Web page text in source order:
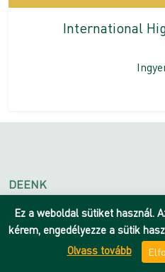
International
DEENK
Debreceni Egyetem
Ez a weboldal sütiket használ.
kérem, engedélyezze a sütik
Olvass tovább